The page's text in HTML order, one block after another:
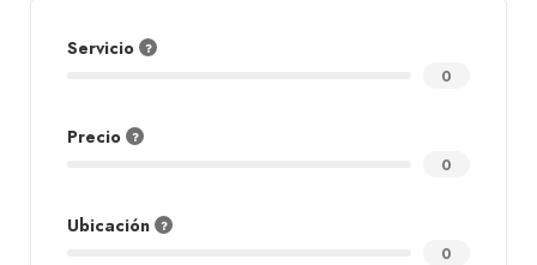
Servicio
0
Precio
0
Ubicación
0